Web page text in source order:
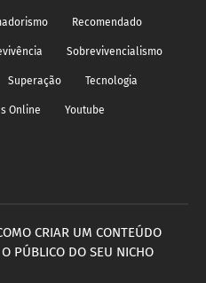
Recomendado
Sobrevivencialismo
Superação Tecnologia
Online Youtube
CRIAR UM CONTEÚDO
PÚBLICO DO SEU NICHO